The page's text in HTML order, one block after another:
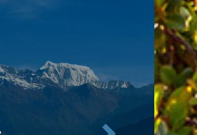
Ďalej